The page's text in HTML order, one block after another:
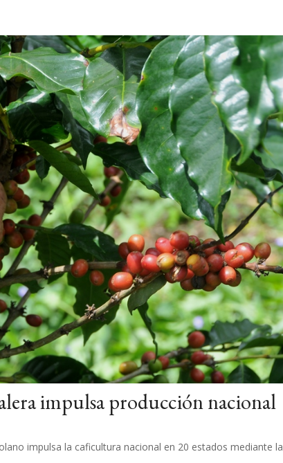
impulsa producción nacional
impulsa la caficultura nacional en 20 estados mediante la